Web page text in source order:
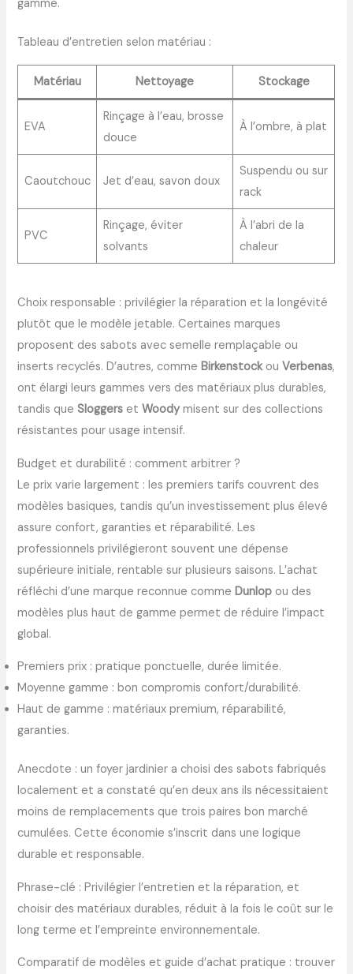
gamme.
Tableau d’entretien selon matériau :
Matériau Nettoyage Stockage
EVA
Rinçage à l’eau, brosse
douce
À l’ombre, à plat
Caoutchouc Jet d’eau, savon doux
Suspendu ou sur
rack
PVC
Rinçage, éviter
solvants
À l’abri de la
chaleur
Choix responsable : privilégier la réparation et la longévité
plutôt que le modèle jetable. Certaines marques
proposent des sabots avec semelle remplaçable ou
inserts recyclés. D’autres, commeBirkenstockouVerbenas,
ont élargi leurs gammes vers des matériaux plus durables,
tandis que Sloggers etWoodymisent sur des collections
résistantes pour usage intensif.
Budget et durabilité : comment arbitrer ?
Le prix varie largement : les premiers tarifs couvrent des
modèles basiques, tandis qu’un investissement plus élevé
assure confort, garanties et réparabilité. Les
professionnels privilégieront souvent une dépense
supérieure initiale, rentable sur plusieurs saisons. L’achat
réfléchi d’une marque reconnue comme Dunlop ou des
modèles plus haut de gamme permet de réduire l’impact
global.
Premiers prix : pratique ponctuelle, durée limitée.
Moyenne gamme : bon compromis confort/durabilité.
Haut de gamme : matériaux premium, réparabilité,
garanties.
Anecdote : un foyer jardinier a choisi des sabots fabriqués
localement et a constaté qu’en deux ans ils nécessitaient
moins de remplacements que trois paires bon marché
cumulées. Cette économie s’inscrit dans une logique
durable et responsable.
Phrase-clé : Privilégier l’entretien et la réparation, et
choisir des matériaux durables, réduit à la fois le coût sur le
long terme et l’empreinte environnementale.
Comparatif de modèles et guide d’achat pratique : trouver